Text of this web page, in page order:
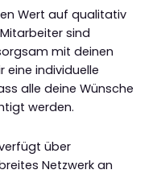
Wert auf qualitativ
sind
mit deinen
eine individuelle
alle deine Wünsche
werden.
über
Netzwerk an